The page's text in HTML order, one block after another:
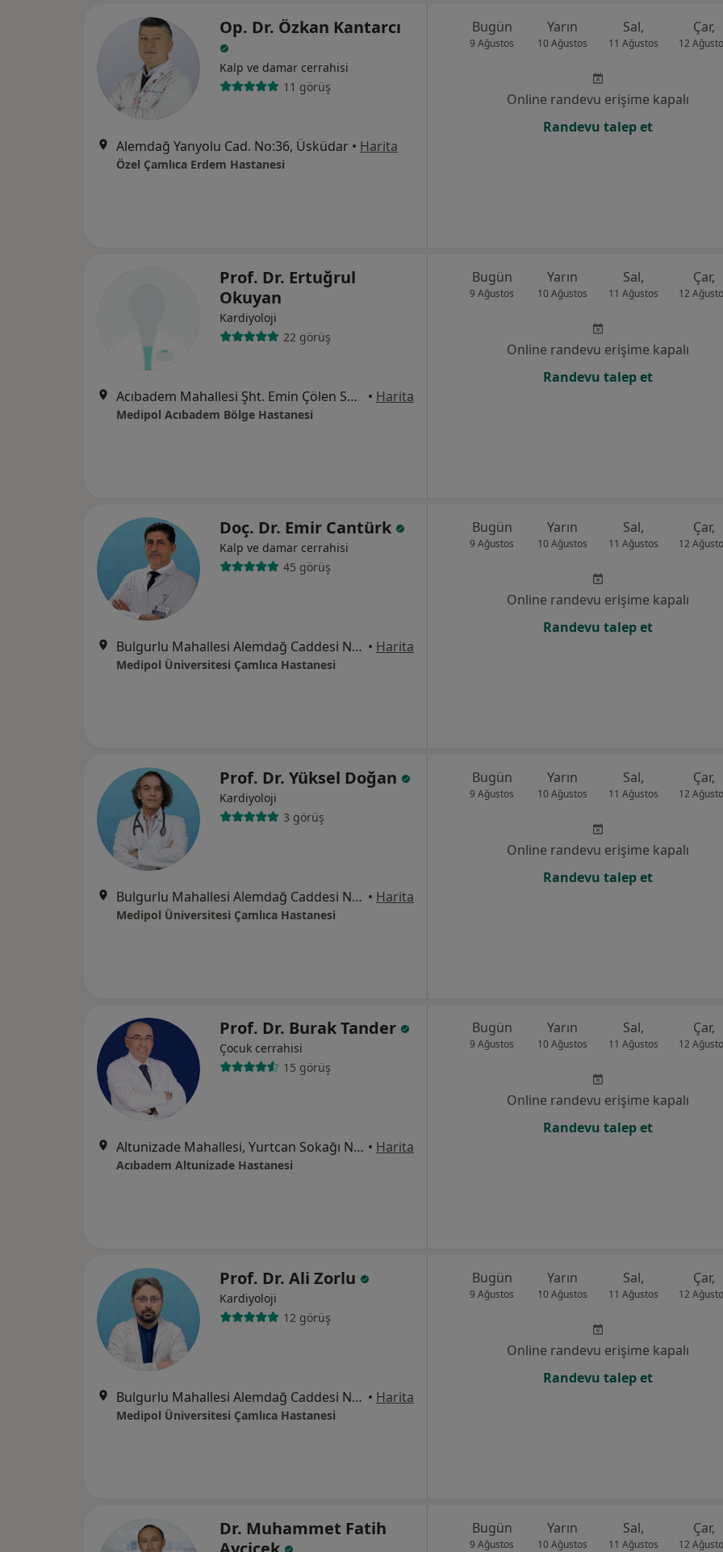
Op. Dr. Özkan Kantarcı
Kalp ve damar cerrahisi
11 görüş
Alemdağ Yanyolu Cad. No:36, Üsküdar • Harita
Özel Çamlıca Erdem Hastanesi
Bugün
9 Ağustos
Yarın
10 Ağustos
Sal,
11 Ağustos
Çar,
12
Online randevu erişime kapalı
Randevu talep et
Prof. Dr. Ertuğrul
Okuyan
Kardiyoloji
22 görüş
Acıbadem Mahallesi Şht. Emin Çölen Sokağı No:4, Kadıköy • Harita
Medipol Acıbadem Bölge Hastanesi
Bugün
9 Ağustos
Yarın
10 Ağustos
Sal,
11 Ağustos
Çar,
12
Online randevu erişime kapalı
Randevu talep et
Doç. Dr. Emir Cantürk
Kalp ve damar cerrahisi
45 görüş
Bulgurlu Mahallesi Alemdağ Caddesi No:100, Üsküdar • Harita
Medipol Üniversitesi Çamlıca Hastanesi
Bugün
9 Ağustos
Yarın
10 Ağustos
Sal,
11 Ağustos
Çar,
12
Online randevu erişime kapalı
Randevu talep et
Prof. Dr. Yüksel Doğan
Kardiyoloji
3 görüş
Bulgurlu Mahallesi Alemdağ Caddesi No:100, Üsküdar • Harita
Medipol Üniversitesi Çamlıca Hastanesi
Bugün
9 Ağustos
Yarın
10 Ağustos
Sal,
11 Ağustos
Çar,
12
Online randevu erişime kapalı
Randevu talep et
Prof. Dr. Burak Tander
Çocuk cerrahisi
15 görüş
Altunizade Mahallesi, Yurtcan Sokağı No:1 Üsküdar, İstanbul • Harita
Acıbadem Altunizade Hastanesi
Bugün
9 Ağustos
Yarın
10 Ağustos
Sal,
11 Ağustos
Çar,
12
Online randevu erişime kapalı
Randevu talep et
Prof. Dr. Ali Zorlu
Kardiyoloji
12 görüş
Bulgurlu Mahallesi Alemdağ Caddesi No:100, Üsküdar • Harita
Medipol Üniversitesi Çamlıca Hastanesi
Bugün
9 Ağustos
Yarın
10 Ağustos
Sal,
11 Ağustos
Çar,
12
Online randevu erişime kapalı
Randevu talep et
Dr. Muhammet Fatih
Bugün
9 Ağustos
Yarın
10 Ağustos
Sal,
11 Ağustos
Çar,
12